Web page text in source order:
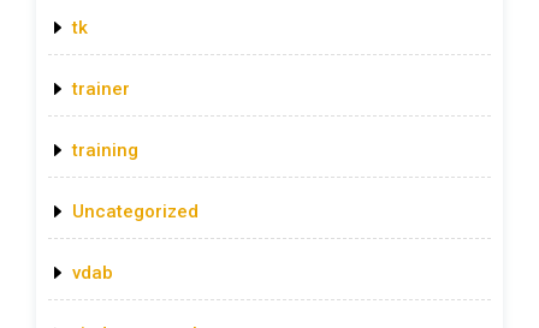
tk
trainer
training
Uncategorized
vdab